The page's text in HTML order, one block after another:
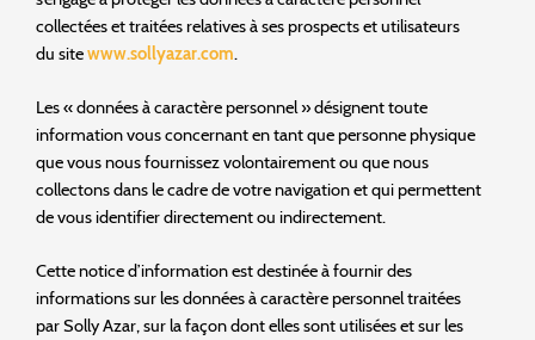
collectées et traitées relatives à ses prospects et utilisateurs
du sitewww.sollyazar.com.
Les « données à caractère personnel » désignent toute
information vous concernant en tant que personne physique
que vous nous fournissez volontairement ou que nous
collectons dans le cadre de votre navigation et qui permettent
de vous identifier directement ou indirectement.
Cette notice d’information est destinée à fournir des
informations sur les données à caractère personnel traitées
par Solly Azar, sur la façon dont elles sont utilisées et sur les